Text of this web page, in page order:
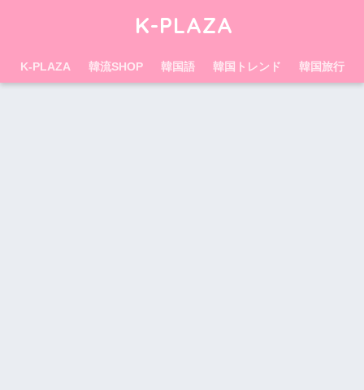
K-PLAZA
K-PLAZA 韓流SHOP 韓国語 韓国トレンド 韓国旅行